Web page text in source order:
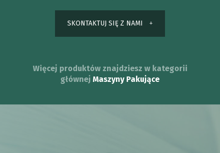
SKONTAKTUJ SIĘ Z NAMI
Więcej produktów znajdziesz w kategorii
głównej Maszyny Pakujące